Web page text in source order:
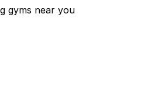
gyms near you